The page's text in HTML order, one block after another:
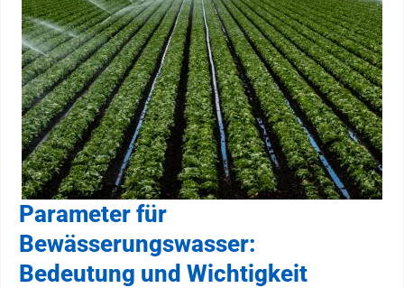
Parameter für
Bewässerungswasser:
Bedeutung und Wichtigkeit